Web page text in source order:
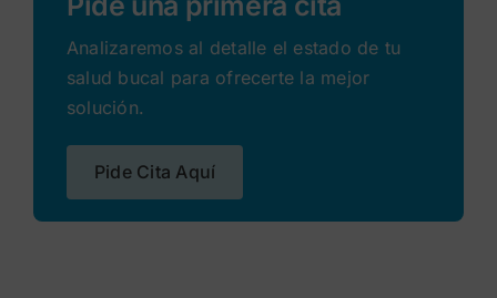
Analizaremos al detalle el estado de tu
salud bucal para ofrecerte la mejor
solución.
Pide Cita Aquí